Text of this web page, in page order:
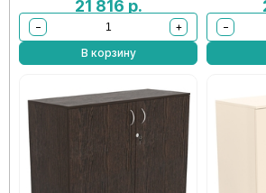
21 816 р.
−
+
В корзину
−